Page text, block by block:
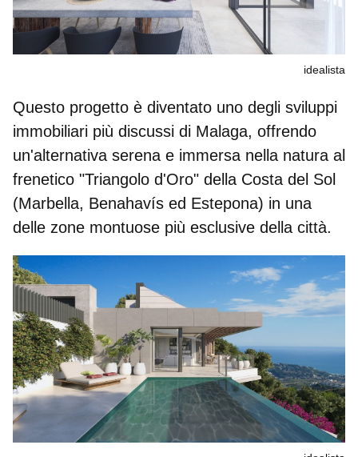
idealista
Questo progetto è diventato uno degli sviluppi
immobiliari più discussi di Malaga, offrendo
un'alternativa serena e immersa nella natura al
frenetico "Triangolo d'Oro" della Costa del Sol
(Marbella, Benahavís ed Estepona) in una
delle zone montuose più esclusive della città.